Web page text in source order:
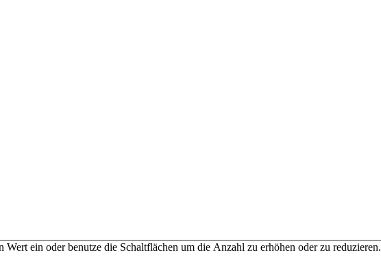
ein oder benutze die Schaltflächen um die Anzahl zu erhöhen oder zu reduzieren.